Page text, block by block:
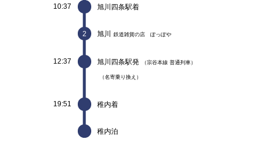
10:37 旭川四条駅着
2 旭川 鉄道雑貨の店 ぽっぽや
12:37 旭川四条駅発 （宗谷本線 普通列車）
（名寄乗り換え）
19:51 稚内着
稚内泊